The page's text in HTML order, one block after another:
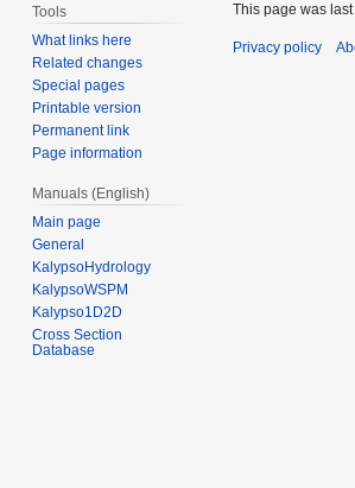
Tools
What links here
Related changes
Special pages
Printable version
Permanent link
Page information
Manuals (English)
Main page
General
KalypsoHydrology
KalypsoWSPM
Kalypso1D2D
Cross Section
Database
This page was
Privacy policy